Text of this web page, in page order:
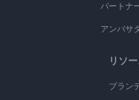
パートナ
アンバサ
リソ
ブラン